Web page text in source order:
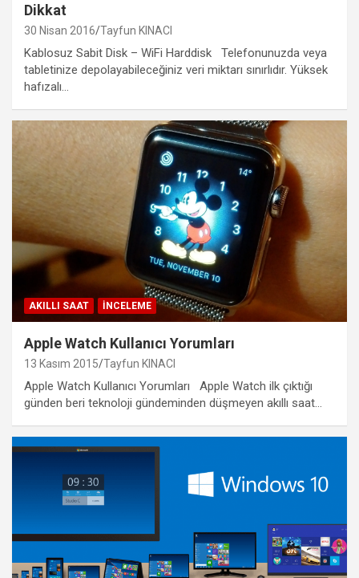
Dikkat
30 Nisan 2016 Tayfun KINACI
Kablosuz Sabit Disk – WiFi Harddisk Telefonunuzda veya
tabletinize depolayabileceğiniz veri miktarı sınırlıdır. Yüksek
hafızalı…
AKILLI SAAT İNCELEME
Apple Watch Kullanıcı Yorumları
13 Kasım 2015 Tayfun KINACI
Apple Watch Kullanıcı Yorumları Apple Watch ilk çıktığı
günden beri teknoloji gündeminden düşmeyen akıllı saat…